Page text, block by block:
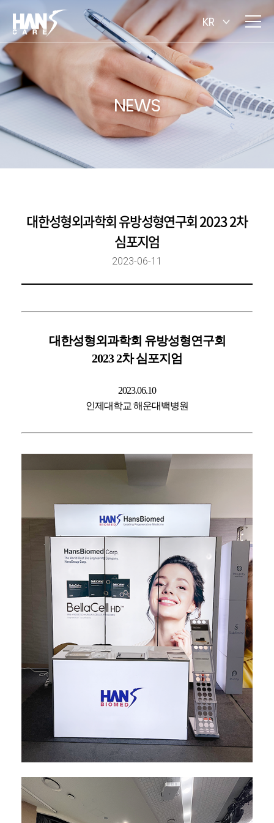
KR
NEWS
대한성형외과학회 유방성형연구회 2023 2차
심포지엄
2023-06-11
대한성형외과학회 유방성형연구회
2023 2차 심포지엄
2023.06.10
인제대학교 해운대백병원